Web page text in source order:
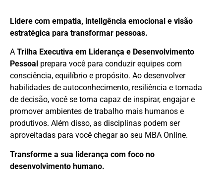
Lidere com empatia, inteligência emocional e visão
estratégica para transformar pessoas.
A Trilha Executiva em Liderança e Desenvolvimento
Pessoal prepara você para conduzir equipes com
consciência, equilíbrio e propósito. Ao desenvolver
habilidades de autoconhecimento, resiliência e tomada
de decisão, você se torna capaz de inspirar, engajar e
promover ambientes de trabalho mais humanos e
produtivos. Além disso, as disciplinas podem ser
aproveitadas para você chegar ao seu MBA Online.
Transforme a sua liderança com foco no
desenvolvimento humano.